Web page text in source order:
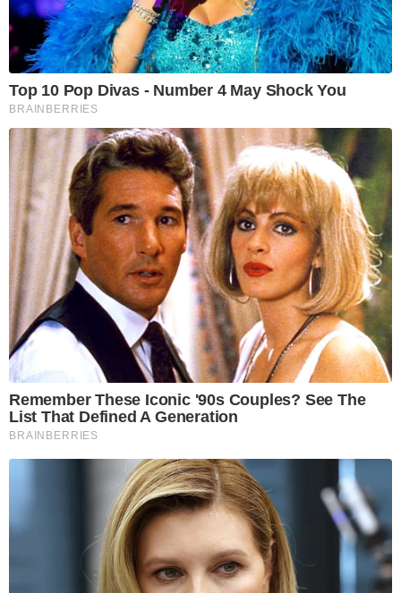
Top 10 Pop Divas - Number 4 May Shock You
BRAINBERRIES
Remember These Iconic '90s Couples? See The
List That Defined A Generation
BRAINBERRIES